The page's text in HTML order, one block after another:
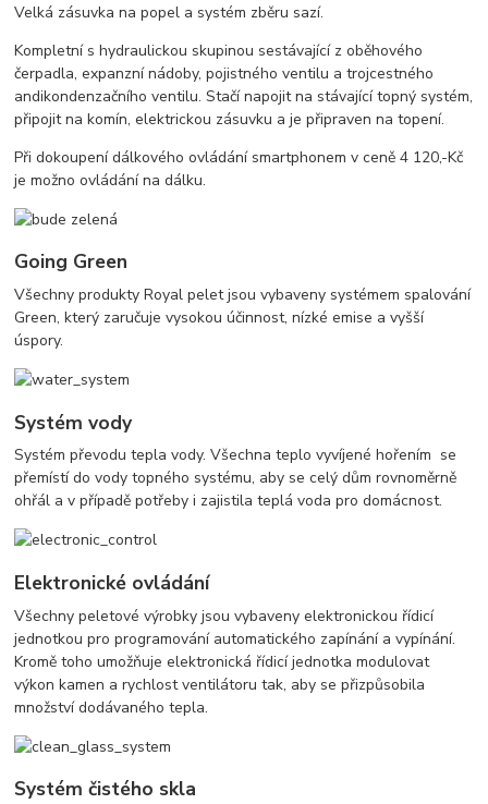
Velká zásuvka na popel a systém zběru sazí.
Kompletní s hydraulickou skupinou sestávající z oběhového
čerpadla, expanzní nádoby, pojistného ventilu a trojcestného
andikondenzačního ventilu. Stačí napojit na stávající topný systém,
připojit na komín, elektrickou zásuvku a je připraven na topení.
Při dokoupení dálkového ovládání smartphonem v ceně 4 120,-Kč
je možno ovládání na dálku.
Going Green
Všechny produkty Royal pelet jsou vybaveny systémem spalování
Green, který zaručuje vysokou účinnost, nízké emise a vyšší
úspory.
Systém vody
Systém převodu tepla vody.Všechna teplo vyvíjené hořením se
přemístí do vody topného systému, aby se celý dům rovnoměrně
ohřál a v případě potřeby i zajistila teplá voda pro domácnost.
Elektronické ovládání
Všechny peletové výrobky jsou vybaveny elektronickou řídicí
jednotkou pro programování automatického zapínání a vypínání.
Kromě toho umožňuje elektronická řídicí jednotka modulovat
výkon kamen a rychlostventilátoru tak, aby se přizpůsobila
množství dodávaného tepla.
Systém čistého skla